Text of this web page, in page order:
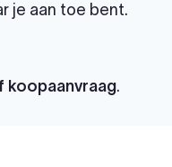
je aan toe bent.
koopaanvraag.